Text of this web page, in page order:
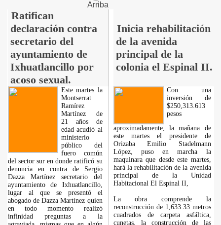
Arriba
Ratifican
declaración contra
secretario del
ayuntamiento de
Ixhuatlancillo por
acoso sexual.
Inicia rehabilitación
de la avenida
principal de la
colonia el Espinal II.
Este martes la
Montserrat
Ramírez
Martínez de
21 años de
edad acudió al
ministerio
público del
fuero común
del sector sur en donde ratificó su
denuncia en contra de Sergio
Dazza Martínez secretario del
ayuntamiento de Ixhuatlancillo,
lugar al que se presentó el
abogado de Dazza Martínez quien
en todo momento realizó
infinidad preguntas a la
Con una
inversión de
$250,313.613
pesos
aproximadamente, la mañana de
este martes el presidente de
Orizaba Emilio Stadelmann
López, puso en marcha la
maquinara que desde este martes,
hará la rehabilitación de la avenida
principal de la Unidad
Habitacional El Espinal II,
La obra comprende la
reconstrucción de 1,633.33 metros
cuadrados de carpeta asfáltica,
cunetas, la construcción de las